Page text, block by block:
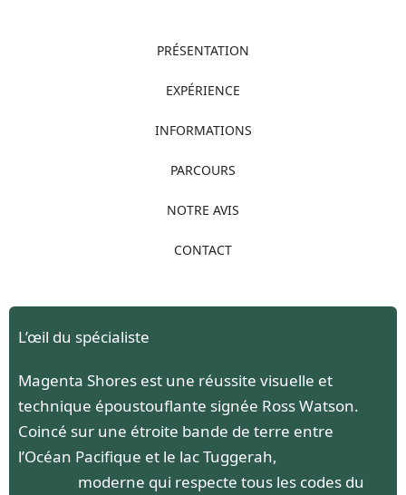
PRÉSENTATION
EXPÉRIENCE
INFORMATIONS
PARCOURS
NOTRE AVIS
CONTACT
L’œil du spécialiste
Magenta Shores est une réussite visuelle et
technique époustouflante signée Ross Watson.
Coincé sur une étroite bande de terre entre
l’Océan Pacifique et le lac Tuggerah,
moderne qui respecte tous les codes du